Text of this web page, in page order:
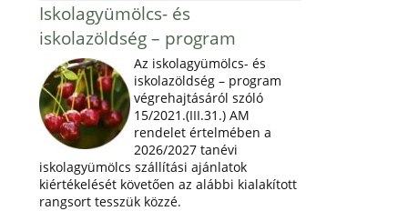
Iskolagyümölcs- és
iskolazöldség – program
Az iskolagyümölcs- és
iskolazöldség – program
végrehajtásáról szóló
15/2021.(III.31.) AM
rendelet értelmében a
2026/2027 tanévi
iskolagyümölcs szállítási ajánlatok
kiértékelését követően az alábbi kialakított
rangsort tesszük közzé.